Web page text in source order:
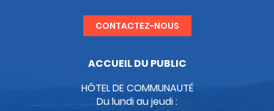
CONTACTEZ-NOUS
ACCUEIL DU PUBLIC
HÔTEL DE COMMUNAUTÉ
Du lundi au jeudi :